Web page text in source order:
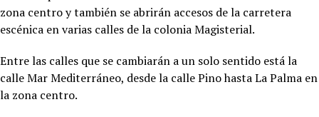
zona centro y también se abrirán accesos de la carretera
escénica en varias calles de la colonia Magisterial.
Entre las calles que se cambiarán a un solo sentido está la
calle Mar Mediterráneo, desde la calle Pino hasta La Palma en
la zona centro.